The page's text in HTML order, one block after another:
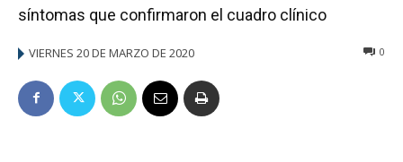
síntomas que confirmaron el cuadro clínico
VIERNES 20 DE MARZO DE 2020 0